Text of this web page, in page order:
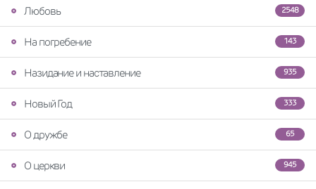
2548
Любовь
143
На погребение
935
Назидание и наставление
333
Новый Год
65
О дружбе
945
О церкви